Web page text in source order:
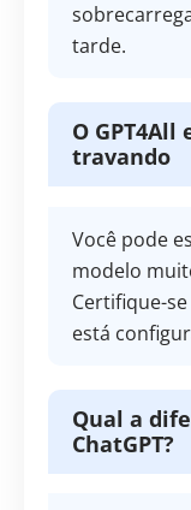
tarde.
O
travando
Você pode
modelo
Certifique-
está
Qual a
ChatGPT?